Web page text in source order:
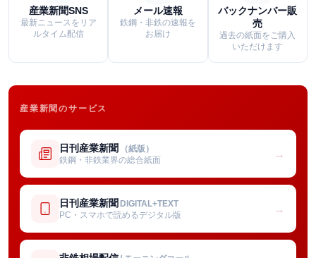
産業新聞SNS
最新ニュースをリア
ルタイム配信
メール速報
鉄鋼・非鉄の速報を
お届け
バックナンバー販
売
過去の紙面をご購入
いただけます
産業新聞のサービス
日刊産業新聞 （紙版）
鉄鋼・非鉄業界の総合紙面
→
日刊産業新聞 DIGITAL+TEXT
PC・スマホで読めるデジタル版
→